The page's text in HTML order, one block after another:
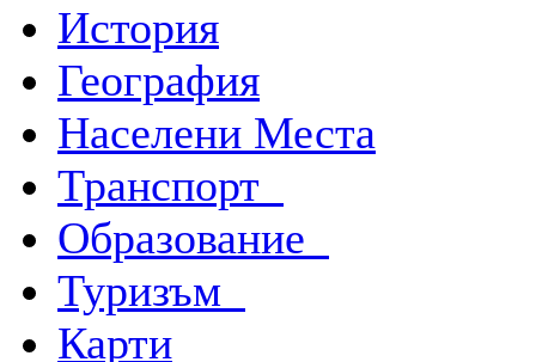
История
География
Населени Места
Транспорт
Образование
Туризъм
Карти